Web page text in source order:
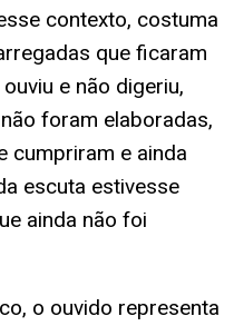
contexto, costuma
que ficaram
e não digeriu,
foram elaboradas,
cumpriram e ainda
escuta estivesse
ainda não foi
o ouvido representa